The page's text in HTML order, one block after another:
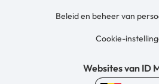
Beleid en beheer van
Cookie-
Websites van ID